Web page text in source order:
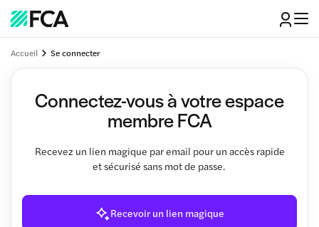
Accueil Se connecter
Connectez-vous à votre espace
membre FCA
Recevez un lien magique par email pour un accès rapide
et sécurisé sans mot de passe.
Recevoir un lien magique